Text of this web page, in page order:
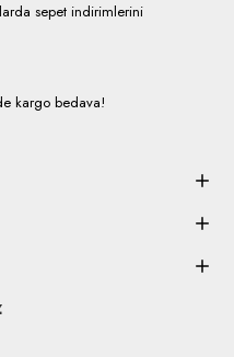
sepet indirimlerini
kargo bedava!